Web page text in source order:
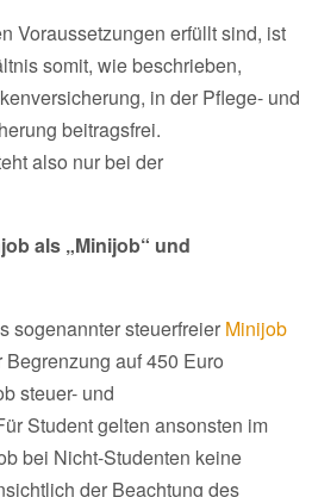
Voraussetzungen erfüllt sind, ist
somit, wie beschrieben,
in der Pflege- und
beitragsfrei.
also nur bei der
als „Minijob“ und
sogenannter steuerfreier Minijob
auf 450 Euro
steuer- und
Student gelten ansonsten im
bei Nicht-Studenten keine
der Beachtung des